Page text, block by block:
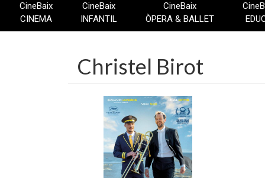
CineBaix
CINEMA
CineBaix
INFANTIL
CineBaix
ÒPERA & BALLET
Christel Birot